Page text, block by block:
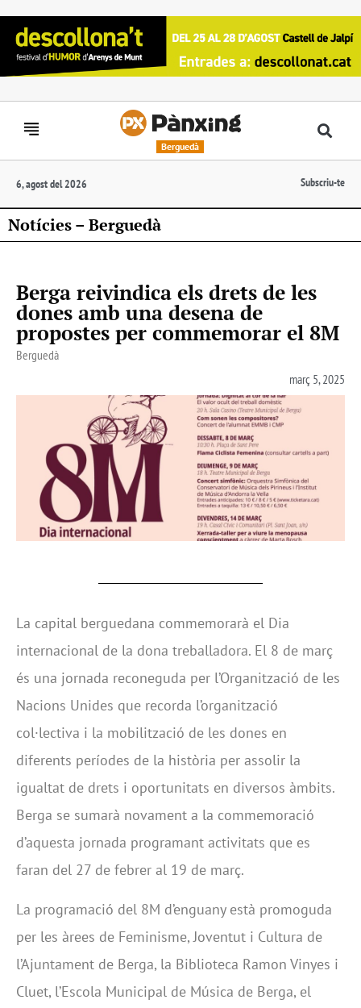
Berguedà
6, agost del 2026 Subscriu-te
Notícies – Berguedà
Berga reivindica els drets de les
dones amb una desena de
propostes per commemorar el 8M
Berguedà
març 5, 2025
La capital berguedana commemorarà el Dia
internacional de la dona treballadora. El 8 de març
és una jornada reconeguda per l’Organització de les
Nacions Unides que recorda l’organització
col·lectiva i la mobilització de les dones en
diferents períodes de la història per assolir la
igualtat de drets i oportunitats en diversos àmbits.
Berga se sumarà novament a la commemoració
d’aquesta jornada programant activitats que es
faran del 27 de febrer al 19 de març.
La programació del 8M d’enguany està promoguda
per les àrees de Feminisme, Joventut i Cultura de
l’Ajuntament de Berga, la Biblioteca Ramon Vinyes i
Cluet, l’Escola Municipal de Música de Berga, el